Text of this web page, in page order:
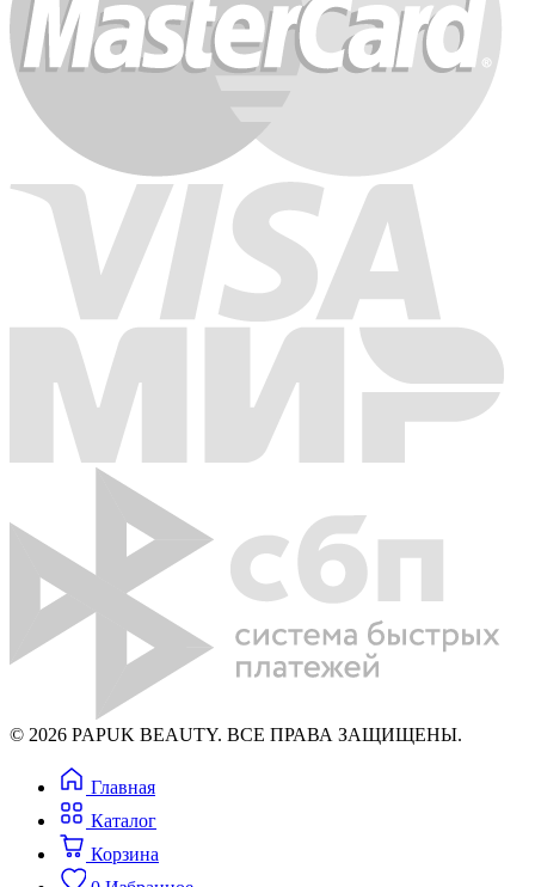
© 2026 PAPUK BEAUTY. ВСЕ ПРАВА ЗАЩИЩЕНЫ.
Главная
Каталог
Корзина